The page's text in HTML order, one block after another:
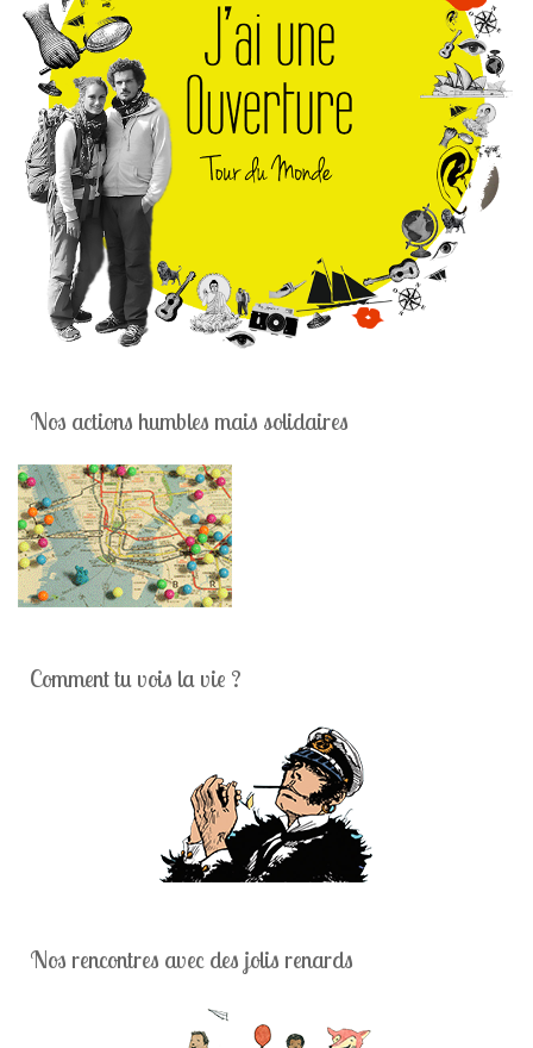
Nos actions humbles mais solidaires
Comment tu vois la vie ?
Nos rencontres avec des jolis renards